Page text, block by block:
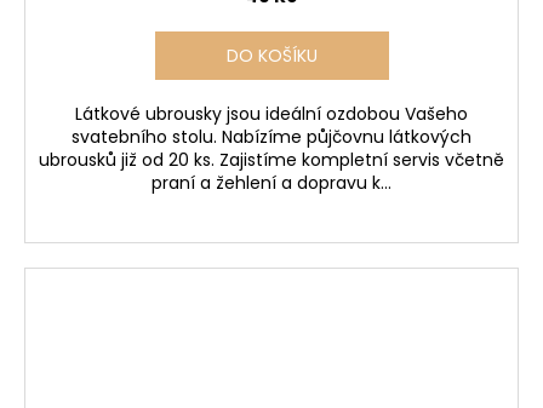
DO KOŠÍKU
Látkové ubrousky jsou ideální ozdobou Vašeho
svatebního stolu. Nabízíme půjčovnu látkových
ubrousků již od 20 ks. Zajistíme kompletní servis včetně
praní a žehlení a dopravu k...